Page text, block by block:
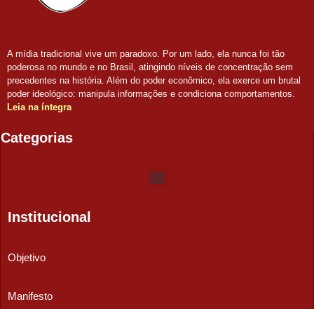
A mídia tradicional vive um paradoxo. Por um lado, ela nunca foi tão
poderosa no mundo e no Brasil, atingindo níveis de concentração sem
precedentes na história. Além do poder econômico, ela exerce um brutal
poder ideológico: manipula informações e condiciona comportamentos.
Leia na íntegra
Categorias
Institucional
Objetivo
Manifesto